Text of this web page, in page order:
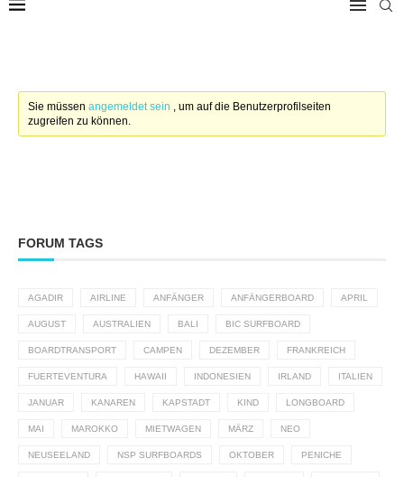
Sie müssenangemeldet sein , um auf die Benutzerprofilseiten
zugreifen zu können.
FORUM TAGS
AGADIR AIRLINE ANFÄNGER ANFÄNGERBOARD APRIL
AUGUST AUSTRALIEN BALI BIC SURFBOARD
BOARDTRANSPORT CAMPEN DEZEMBER FRANKREICH
FUERTEVENTURA HAWAII INDONESIEN IRLAND ITALIEN
JANUAR KANAREN KAPSTADT KIND LONGBOARD
MAI MAROKKO MIETWAGEN MÄRZ NEO
NEUSEELAND NSP SURFBOARDS OKTOBER PENICHE